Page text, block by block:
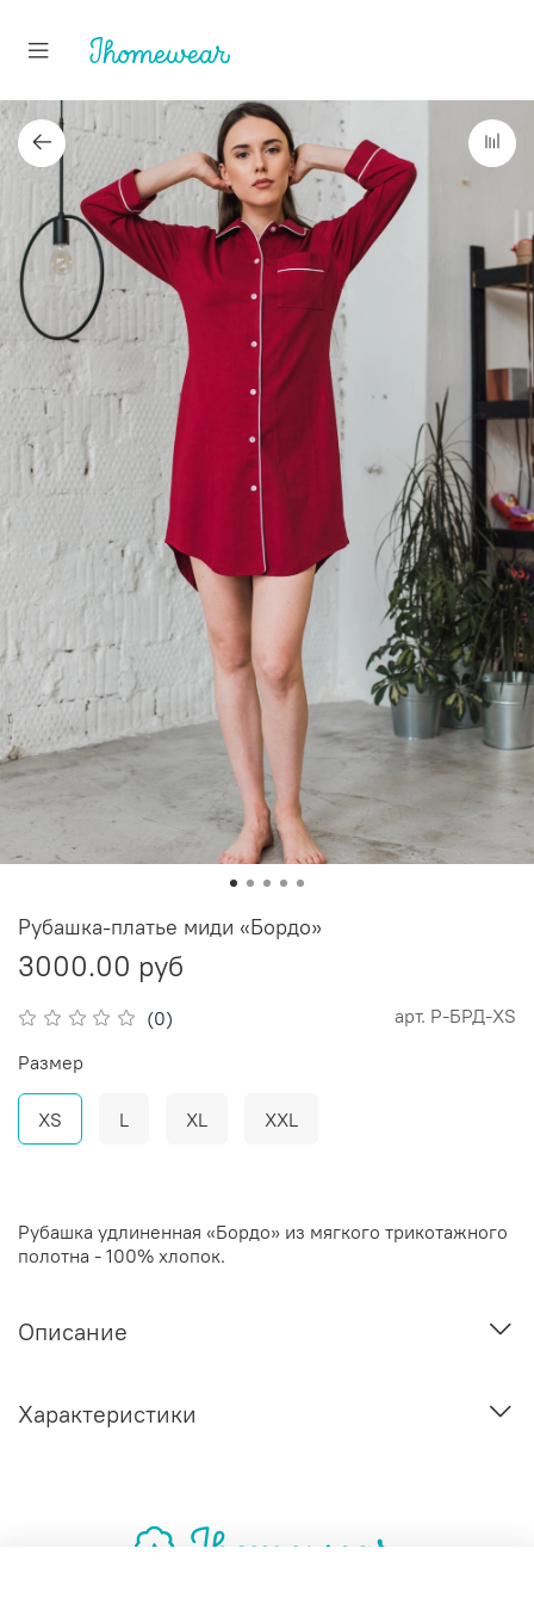
(0) арт. Р-БРД-XS
Рубашка-платье миди «Бордо»
3000.00 руб
Размер
XS L XL XXL
Рубашка удлиненная «Бордо» из мягкого трикотажного
полотна - 100% хлопок.
Описание
Характеристики